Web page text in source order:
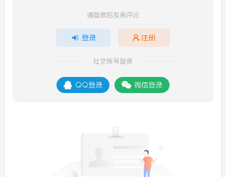
请登录后发表评论
登录 注册
社交账号登录
QQ登录 微信登录